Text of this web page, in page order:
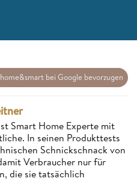
home&smart bei Google bevorzugen
Smart Home Experte mit
In seinen Produkttests
Schnickschnack von
Verbraucher nur für
die sie tatsächlich